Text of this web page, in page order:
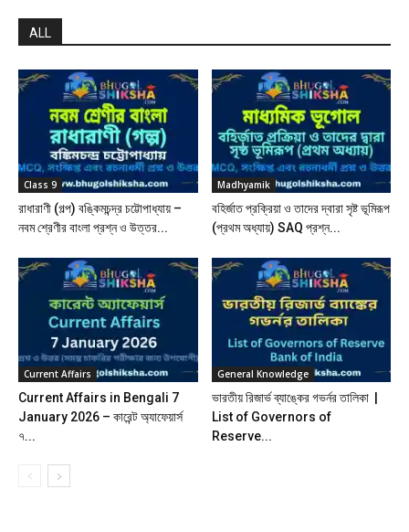
ALL
Class 9
রাধারাণী (গল্প) বঙ্কিমচন্দ্র চট্টোপাধ্যায় –
নবম শ্রেণীর বাংলা প্রশ্ন ও উত্তর...
Madhyamik
বহির্জাত প্রক্রিয়া ও তাদের দ্বারা সৃষ্ট ভূমিরূপ
(প্রথম অধ্যায়) SAQ প্রশ্ন...
Current Affairs
Current Affairs in Bengali 7
January 2026 – কারেন্ট অ্যাফেয়ার্স
৭...
General Knowledge
ভারতীয় রিজার্ভ ব্যাঙ্কের গভর্নর তালিকা |
List of Governors of
Reserve...